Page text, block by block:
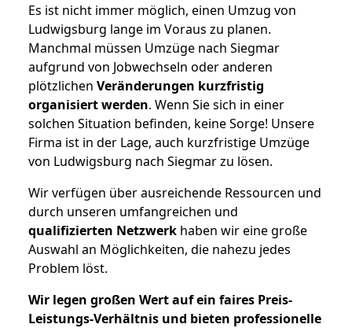
Es ist nicht immer möglich, einen Umzug von
Ludwigsburg lange im Voraus zu planen.
Manchmal müssen Umzüge nach Siegmar
aufgrund von Jobwechseln oder anderen
plötzlichen Veränderungen kurzfristig
organisiert werden. Wenn Sie sich in einer
solchen Situation befinden, keine Sorge! Unsere
Firma ist in der Lage, auch kurzfristige Umzüge
von Ludwigsburg nach Siegmar zu lösen.
Wir verfügen über ausreichende Ressourcen und
durch unseren umfangreichen und
qualifizierten Netzwerk haben wir eine große
Auswahl an Möglichkeiten, die nahezu jedes
Problem löst.
Wir legen großen Wert auf ein faires Preis-
Leistungs-Verhältnis und bieten professionelle